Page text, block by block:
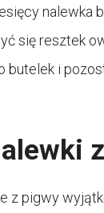
się resztek
butelek i
z pigwy